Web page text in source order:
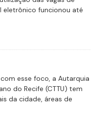
eletrônico funcionou até
esse foco, a Autarquia
do Recife (CTTU) tem
da cidade, áreas de